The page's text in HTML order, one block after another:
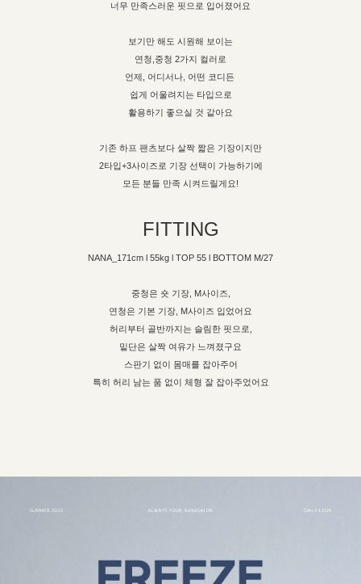
너무 만족스러운 핏으로 입어졌어요
보기만 해도 시원해 보이는
연청,중청 2가지 컬러로
언제, 어디서나, 어떤 코디든
쉽게 어울려지는 타입으로
활용하기 좋으실 것 같아요
기존 하프 팬츠보다 살짝 짧은 기장이지만
2타입+3사이즈로 기장 선택이 가능하기에
모든 분들 만족 시켜드릴게요!
FITTING
NANA_171cm l 55kg l TOP 55 l BOTTOM M/27
중청은 숏 기장, M사이즈,
연청은 기본 기장, M사이즈 입었어요
허리부터 골반까지는 슬림한 핏으로,
밑단은 살짝 여유가 느껴졌구요
스판기 없이 몸매를 잡아주어
특히 허리 남는 품 없이 체형 잘 잡아주었어요